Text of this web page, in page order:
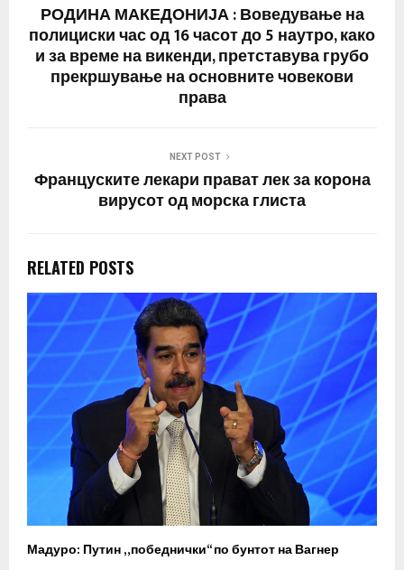
РОДИНА МАКЕДОНИЈА : Воведување на
полициски час од 16 часот до 5 наутро, како
и за време на викенди, претставува грубо
прекршување на основните човекови
права
NEXT POST
Француските лекари прават лек за корона
вирусот од морска глиста
RELATED POSTS
Мадуро: Путин „победнички“ по бунтот на Вагнер